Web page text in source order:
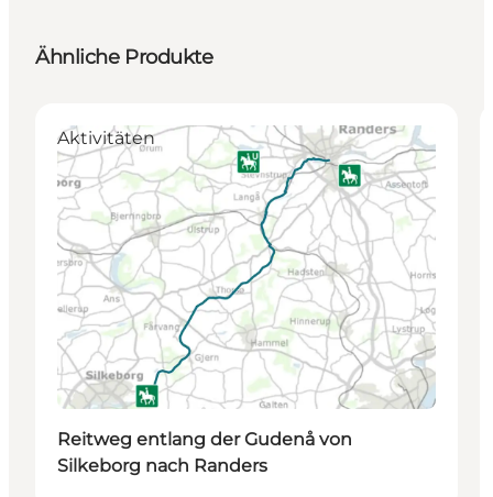
Ähnliche Produkte
Aktivitäten
Reitweg entlang der Gudenå von
Silkeborg nach Randers